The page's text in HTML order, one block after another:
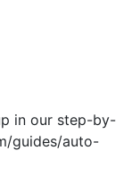
in our step-by-
guides/auto-